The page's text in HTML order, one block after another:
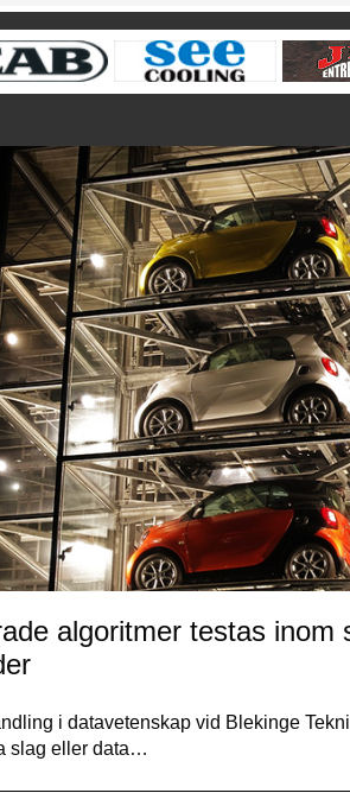
algoritmer testas inom
i datavetenskap vid Blekinge
slag eller data…